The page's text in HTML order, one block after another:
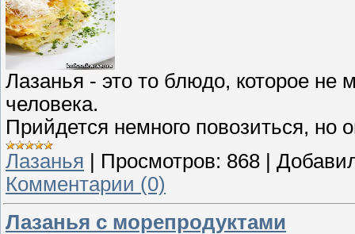
Лазанья - это то блюдо, которое не
человека.
Прийдется немного повозиться, но
Лазанья
Просмотров: 868
Комментарии (0)
Лазанья с морепродуктами